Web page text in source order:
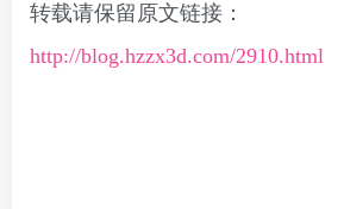
转载请保留原文链接：
http://blog.hzzx3d.com/2910.html